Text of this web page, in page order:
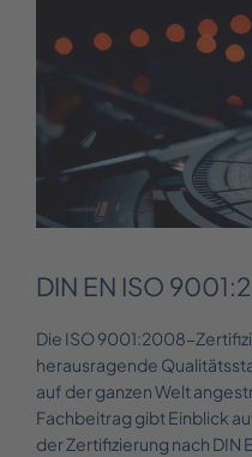
DIN EN ISO
Die ISO 9001:2008-
herausragende
auf der ganzen Welt
Fachbeitrag gibt Einblick
der Zertifizierung nach DIN